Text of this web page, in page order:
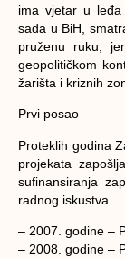
ima vjetar u
sada u BiH,
pruženu ruku,
geopolitičkom
žarišta i kriznih
Prvi posao
Proteklih godina
projekata
sufinansiranja
radnog iskustva.
– 2007. godine –
– 2008. godine –